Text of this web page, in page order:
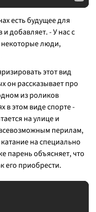
есть будущее для
и добавляет. -У нас с
некоторые люди,
этот вид
он рассказывает про
из роликов
в этом виде спорте -
на улице и
перилам,
на специально
парень объясняет, что
его приобрести.